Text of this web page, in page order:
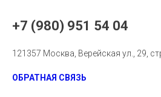
+7 (980) 951 54 04
121357 Москва, Верейская ул., 29,
ОБРАТНАЯ СВЯЗЬ